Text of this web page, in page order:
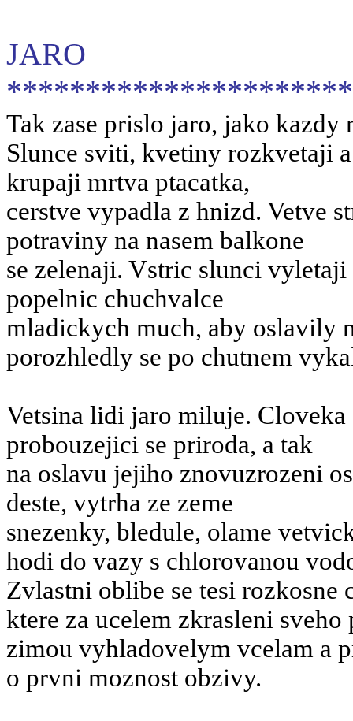
JARO
Tak zase prislo jaro, jako kazdy
Slunce sviti, kvetiny rozkvetaji
krupaji mrtva ptacatka,
cerstve vypadla z hnizd. Vetve
potraviny na nasem balkone
se zelenaji. Vstric slunci vyletaji
popelnic chuchvalce
mladickych much, aby oslavily
porozhledly se po chutnem
Vetsina lidi jaro miluje. Cloveka
probouzejici se priroda, a tak
na oslavu jejiho znovuzrozeni
deste, vytrha ze zeme
snezenky, bledule, olame
hodi do vazy s chlorovanou
Zvlastni oblibe se tesi rozkosne
ktere za ucelem zkrasleni
zimou vyhladovelym vcelam a
o prvni moznost obzivy.